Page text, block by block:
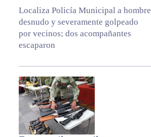
Localiza Policía Municipal a hombre
desnudo y severamente golpeado
por vecinos; dos acompañantes
escaparon